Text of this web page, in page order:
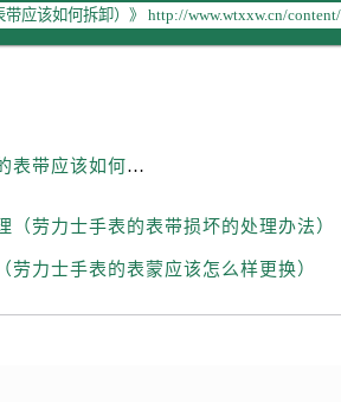
劳力士手表拆卸表带的方法（劳力士手表的表带应该如何拆卸）
劳力士手表的表带损坏的处理办法）
力士手表的表蒙应该怎么样更换）